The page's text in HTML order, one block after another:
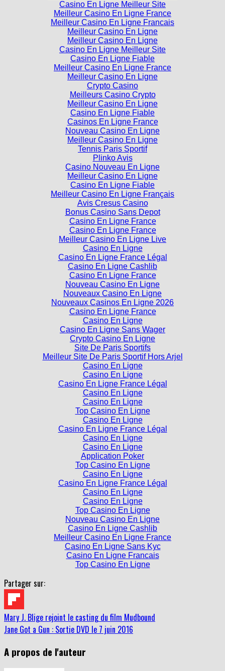
Casino En Ligne Meilleur Site
Meilleur Casino En Ligne France
Meilleur Casino En Ligne Francais
Meilleur Casino En Ligne
Meilleur Casino En Ligne
Casino En Ligne Meilleur Site
Casino En Ligne Fiable
Meilleur Casino En Ligne France
Meilleur Casino En Ligne
Crypto Casino
Meilleurs Casino Crypto
Meilleur Casino En Ligne
Casino En Ligne Fiable
Casinos En Ligne France
Nouveau Casino En Ligne
Meilleur Casino En Ligne
Tennis Paris Sportif
Plinko Avis
Casino Nouveau En Ligne
Meilleur Casino En Ligne
Casino En Ligne Fiable
Meilleur Casino En Ligne Français
Avis Cresus Casino
Bonus Casino Sans Depot
Casino En Ligne France
Casino En Ligne France
Meilleur Casino En Ligne Live
Casino En Ligne
Casino En Ligne France Légal
Casino En Ligne Cashlib
Casino En Ligne France
Nouveau Casino En Ligne
Nouveaux Casino En Ligne
Nouveaux Casinos En Ligne 2026
Casino En Ligne France
Casino En Ligne
Casino En Ligne Sans Wager
Crypto Casino En Ligne
Site De Paris Sportifs
Meilleur Site De Paris Sportif Hors Arjel
Casino En Ligne
Casino En Ligne
Casino En Ligne France Légal
Casino En Ligne
Casino En Ligne
Top Casino En Ligne
Casino En Ligne
Casino En Ligne France Légal
Casino En Ligne
Casino En Ligne
Application Poker
Top Casino En Ligne
Casino En Ligne
Casino En Ligne France Légal
Casino En Ligne
Casino En Ligne
Top Casino En Ligne
Nouveau Casino En Ligne
Casino En Ligne Cashlib
Meilleur Casino En Ligne France
Casino En Ligne Sans Kyc
Casino En Ligne Francais
Top Casino En Ligne
Partager sur:
Mary J. Blige rejoint le casting du film Mudbound
Jane Got a Gun : Sortie DVD le 7 juin 2016
A propos de l'auteur